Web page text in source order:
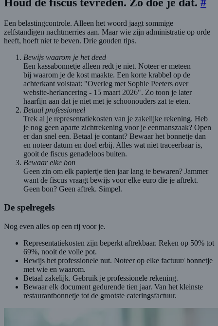
Een belastingcontrole. Alleen het woord jaagt sommige
zelfstandigen nachtmerries aan. Maar wie zijn administratie op orde
heeft, hoeft niet te beven. Drie gouden tips.
Bewijs waarom je het deed
Een kassabonnetje alleen redt je niet. Noteer er meteen
bij waarom je de kost maakte. Een korte krabbel op de
achterkant volstaat: "Overleg met Sophie Peeters over
website-herlancering - 15 maart 2026". Zo toon je later
haarfijn aan dat je niet met je schoonouders zat te eten.
Betaal professioneel
Trek al je representatiekosten van je zakelijke rekening. Heb
je nog geen aparte zichtrekening voor je eenmanszaak? Open
er dan snel een. Betaal je contant? Bewaar het bonnetje dan
en noteer datum en doel erbij. Alles wat niet traceerbaar is,
gooit de fiscus genadeloos buiten.
Bewaar elke bon
Geen zin om elk papiertje tien jaar lang te bewaren? Jammer
want de fiscus vraagt bewijs voor elke euro die je aftrekt.
Geen bon? Geen aftrek. Simpel.
De spelregels
Nog even alles op een rij voor je.
Representatiekosten zijn beperkt aftrekbaar. Reken op 50% tot
69%, nooit de volle pot.
Bewijs het professionele nut. Noteer op elke factuur/ bonnetje
met wie en waarom.
Betaal zakelijk. Gebruik je professionele rekening.
Bewaar elk document gedurende tien jaar. Van het kleinste
restaurantbonnetje tot de grootste cateringsfactuur.